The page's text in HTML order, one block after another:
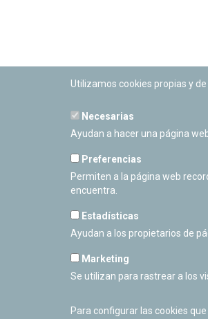
PLANETARIO DE PAMPLONA
Calle Sancho RamÃ­rez, s/n
Cerrado Temporalmente
Utilizamos cookies propias y
Necesarias
Ayudan a hacer una página
Preferencias
Permiten a la página web
encuentra.
Estadísticas
Ayudan a los propietarios de
Marketing
Se utilizan para rastrear a los
Para configurar las cookies